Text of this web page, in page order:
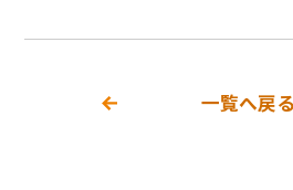
一覧へ戻る